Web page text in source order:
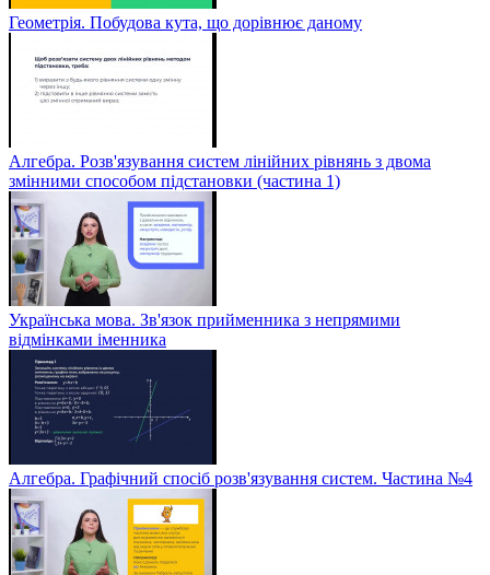
Геометрія. Побудова кута, що дорівнює даному
Алгебра. Розв'язування систем лінійних рівнянь з двома
змінними способом підстановки (частина 1)
Українська мова. Зв'язок прийменника з непрямими
відмінками іменника
Алгебра. Графічний спосіб розв'язування систем. Частина №4